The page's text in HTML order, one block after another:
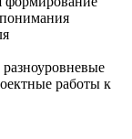
работы к